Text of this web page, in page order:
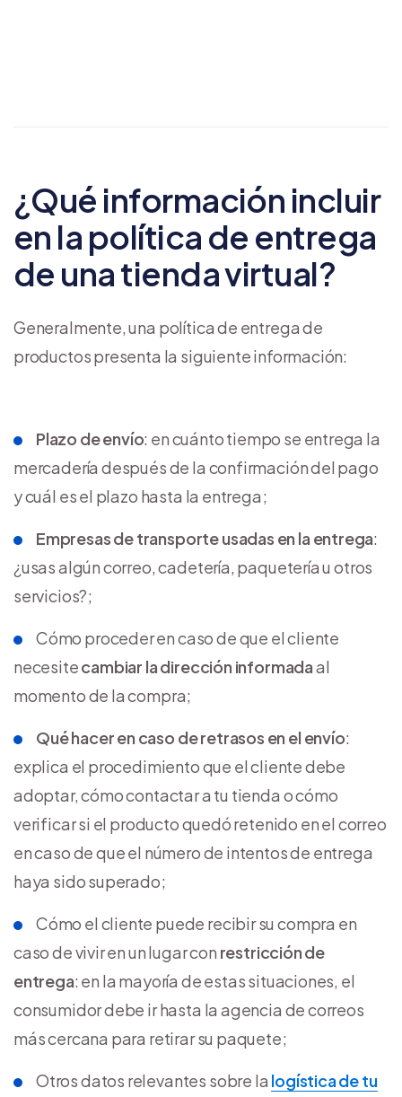
¿Qué información incluir
en la política de entrega
de una tienda virtual?
Generalmente, una política de entrega de
productos presenta la siguiente información:
Plazo de envío: en cuánto tiempo se entrega la
mercadería después de la confirmación del pago
y cuál es el plazo hasta la entrega;
Empresas de transporte usadas en la entrega:
¿usas algún correo, cadetería, paquetería u otros
servicios?;
Cómo proceder en caso de que el cliente
necesitecambiar la dirección informadaal
momento de la compra;
Qué hacer en caso de retrasos en el envío:
explica el procedimiento que el cliente debe
adoptar, cómo contactar a tu tienda o cómo
verificar si el producto quedó retenido en el correo
en caso de que el número de intentos de entrega
haya sido superado;
Cómo el cliente puede recibir su compra en
caso de vivir en un lugar con restricción de
entrega: en la mayoría de estas situaciones, el
consumidor debe ir hasta la agencia de correos
más cercana para retirar su paquete;
Otros datos relevantes sobre la logística de tu